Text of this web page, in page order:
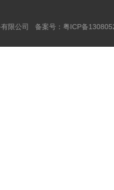
限公司 备案号： 粤ICP备